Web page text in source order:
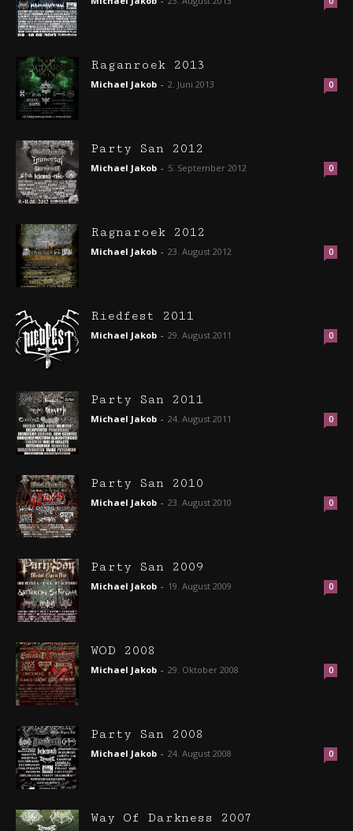
Raganroek 2013
Michael Jakob - 2. Juni 2013 0
Party San 2012
Michael Jakob - 5. September 2012 0
Ragnaroek 2012
Michael Jakob - 23. August 2012 0
Riedfest 2011
Michael Jakob - 29. August 2011 0
Party San 2011
Michael Jakob - 24. August 2011 0
Party San 2010
Michael Jakob - 23. August 2010 0
Party San 2009
Michael Jakob - 19. August 2009 0
WOD 2008
Michael Jakob - 29. Oktober 2008 0
Party San 2008
Michael Jakob - 24. August 2008 0
Way Of Darkness 2007